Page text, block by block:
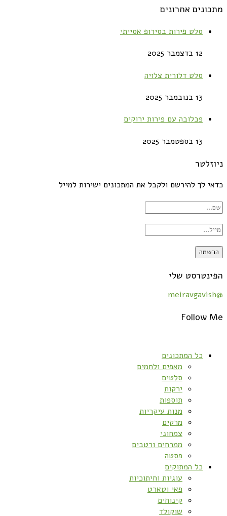
מתכונים אחרונים
סלט פירות בסירופ אסייתי
12 בדצמבר 2025
סלט דלורית צלויה
13 בנובמבר 2025
פבלובה עם פירות ירוקים
13 בספטמבר 2025
ניוזלטר
כדאי לך להירשם ולקבל את המתכונים ישירות למייל
הפינטרסט שלי
@meiravgavish
Follow Me
כל המתכונים
מאפים ולחמים
סלטים
ירקות
תוספות
מנות עיקריות
מרקים
צמחוני
ממרחים ורטבים
פסטה
כל המתוקים
עוגיות וחיתוכיות
פאי וטארט
קינוחים
שוקולד